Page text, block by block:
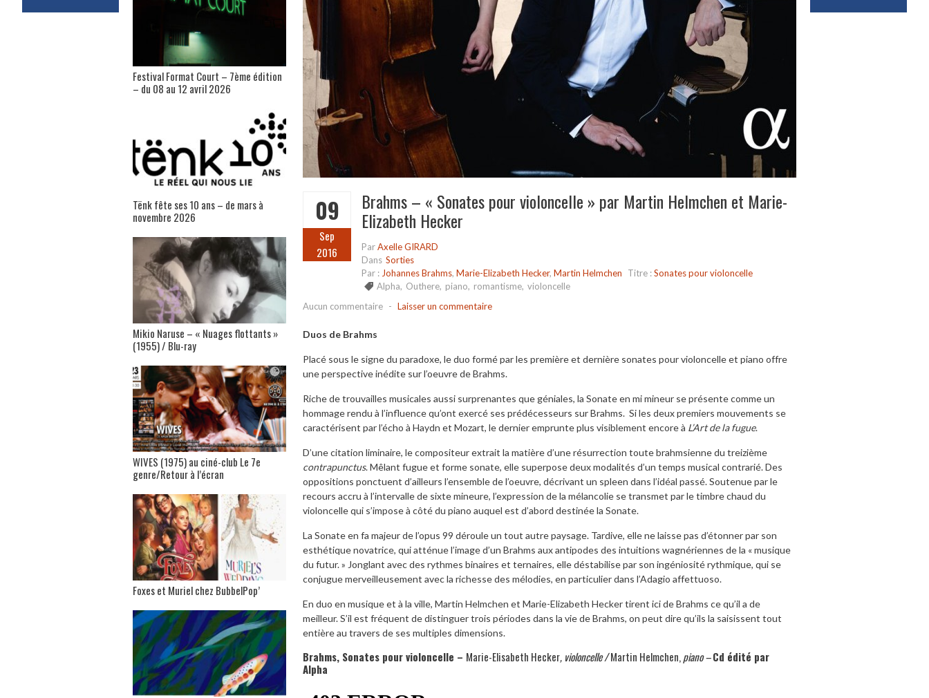
09
Sep
2016
Brahms – « Sonates pour violoncelle » par Martin Helmchen et Marie-
Elizabeth Hecker
ParAxelle GIRARD
Dans Sorties
Par : Johannes Brahms, Marie-Elizabeth Hecker, Martin Helmchen Titre :Sonates pour violoncelle
Alpha, Outhere, piano, romantisme, violoncelle
Aucun commentaire - Laisser un commentaire
Duos de Brahms
Placé sous le signe du paradoxe, le duo formé par les première et dernière sonates pour violoncelle et piano offre
une perspective inédite sur l’oeuvre de Brahms.
Riche de trouvailles musicales aussi surprenantes que géniales, la Sonate en mi mineur se présente comme un
hommage rendu à l’influence qu’ont exercé ses prédécesseurs sur Brahms. Si les deux premiers mouvements se
caractérisent par l’écho à Haydn et Mozart, le dernier emprunte plus visiblement encore à L’Art de la fugue.
D’une citation liminaire, le compositeur extrait la matière d’une résurrection toute brahmsienne du treizième
contrapunctus. Mêlant fugue et forme sonate, elle superpose deux modalités d’un temps musical contrarié. Des
oppositions ponctuent d’ailleurs l’ensemble de l’oeuvre, décrivant un spleen dans l’idéal passé. Soutenue par le
recours accru à l’intervalle de sixte mineure, l’expression de la mélancolie se transmet par le timbre chaud du
violoncelle qui s’impose à côté du piano auquel est d’abord destinée la Sonate.
La Sonate en fa majeur de l’opus 99 déroule un tout autre paysage. Tardive, elle ne laisse pas d’étonner par son
esthétique novatrice, qui atténue l’image d’un Brahms aux antipodes des intuitions wagnériennes de la « musique
du futur. » Jonglant avec des rythmes binaires et ternaires, elle déstabilise par son ingéniosité rythmique, qui se
conjugue merveilleusement avec la richesse des mélodies, en particulier dans l’Adagio affettuoso.
En duo en musique et à la ville, Martin Helmchen et Marie-Elizabeth Hecker tirent ici de Brahms ce qu’il a de
meilleur. S’il est fréquent de distinguer trois périodes dans la vie de Brahms, on peut dire qu’ils la saisissent tout
entière au travers de ses multiples dimensions.
Brahms, Sonates pour violoncelle – Marie-Elisabeth Hecker, violoncelle /Martin Helmchen,piano –Cd édité par
Alpha
Festival Format Court – 7ème édition
– du 08 au 12 avril 2026
Tënk fête ses 10 ans – de mars à
novembre 2026
Mikio Naruse – « Nuages flottants »
(1955) / Blu-ray
WIVES (1975) au ciné-club Le 7e
genre/Retour à l’écran
Foxes et Muriel chez BubbelPop’